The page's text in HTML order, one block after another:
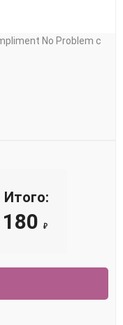
No Problem с
Итого:
180 ₽